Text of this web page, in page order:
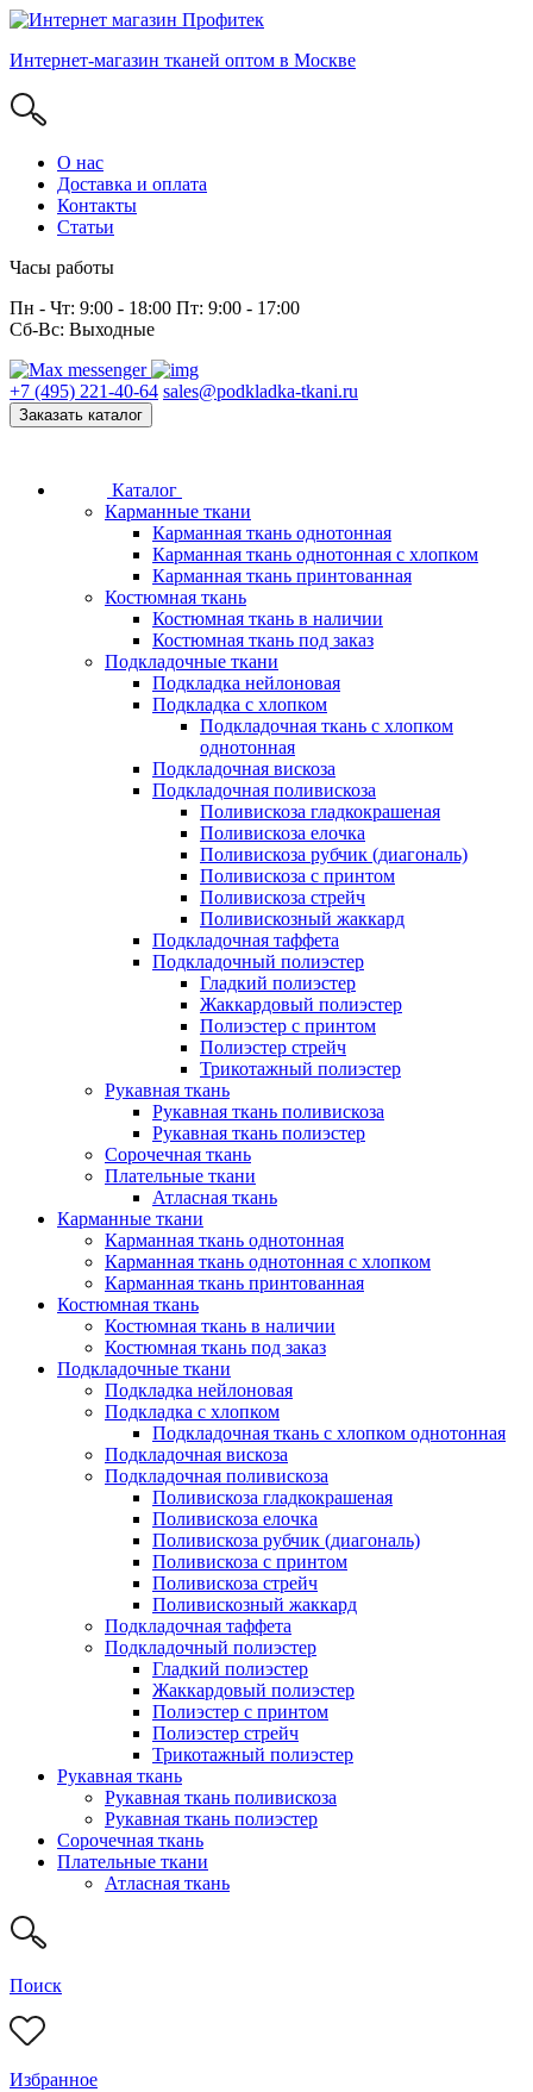
Интернет-магазин тканей оптом в Москве
О нас
Доставка и оплата
Контакты
Статьи
Часы работы
Пн - Чт: 9:00 - 18:00 Пт: 9:00 - 17:00
Сб-Вс: Выходные
+7 (495) 221-40-64 sales@podkladka-tkani.ru
Заказать каталог
Каталог
Карманные ткани
Карманная ткань однотонная
Карманная ткань однотонная с хлопком
Карманная ткань принтованная
Костюмная ткань
Костюмная ткань в наличии
Костюмная ткань под заказ
Подкладочные ткани
Подкладка нейлоновая
Подкладка с хлопком
Подкладочная ткань с хлопком
однотонная
Подкладочная вискоза
Подкладочная поливискоза
Поливискоза гладкокрашеная
Поливискоза елочка
Поливискоза рубчик (диагональ)
Поливискоза с принтом
Поливискоза стрейч
Поливискозный жаккард
Подкладочная таффета
Подкладочный полиэстер
Гладкий полиэстер
Жаккардовый полиэстер
Полиэстер с принтом
Полиэстер стрейч
Трикотажный полиэстер
Рукавная ткань
Рукавная ткань поливискоза
Рукавная ткань полиэстер
Сорочечная ткань
Плательные ткани
Атласная ткань
Карманные ткани
Карманная ткань однотонная
Карманная ткань однотонная с хлопком
Карманная ткань принтованная
Костюмная ткань
Костюмная ткань в наличии
Костюмная ткань под заказ
Подкладочные ткани
Подкладка нейлоновая
Подкладка с хлопком
Подкладочная ткань с хлопком однотонная
Подкладочная вискоза
Подкладочная поливискоза
Поливискоза гладкокрашеная
Поливискоза елочка
Поливискоза рубчик (диагональ)
Поливискоза с принтом
Поливискоза стрейч
Поливискозный жаккард
Подкладочная таффета
Подкладочный полиэстер
Гладкий полиэстер
Жаккардовый полиэстер
Полиэстер с принтом
Полиэстер стрейч
Трикотажный полиэстер
Рукавная ткань
Рукавная ткань поливискоза
Рукавная ткань полиэстер
Сорочечная ткань
Плательные ткани
Атласная ткань
Поиск
Избранное